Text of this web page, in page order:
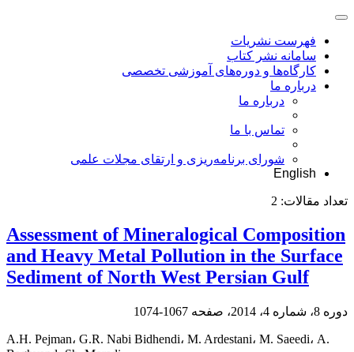
فهرست نشریات
سامانه نشر کتاب
کارگاه‌ها و دوره‌های آموزشی تخصصی
درباره ما
درباره ما
تماس با ما
شورای برنامه‌ریزی و ارتقای مجلات علمی
English
تعداد مقالات: 2
Assessment of Mineralogical Composition
and Heavy Metal Pollution in the Surface
Sediment of North West Persian Gulf
دوره 8، شماره 4، 2014، صفحه 1067-1074
A.H. Pejman، G.R. Nabi Bidhendi، M. Ardestani، M. Saeedi، A.